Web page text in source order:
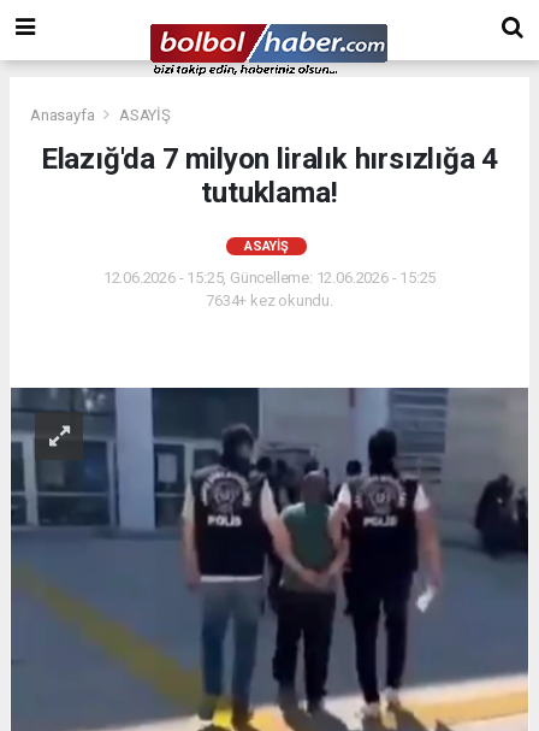
Anasayfa ASAYİŞ
Elazığ'da 7 milyon liralık hırsızlığa 4
tutuklama!
ASAYİŞ
12.06.2026 - 15:25, Güncelleme: 12.06.2026 - 15:25
7634+ kez okundu.